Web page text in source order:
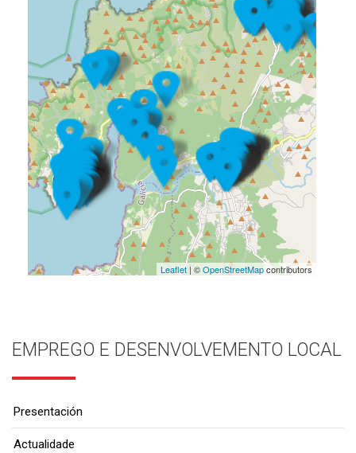
Leaflet| ©OpenStreetMapcontributors
EMPREGO E DESENVOLVEMENTO LOCAL
Presentación
Actualidade